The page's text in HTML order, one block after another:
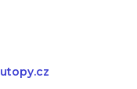
utopy.cz